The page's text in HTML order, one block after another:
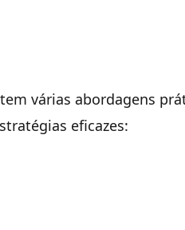
várias abordagens
eficazes: